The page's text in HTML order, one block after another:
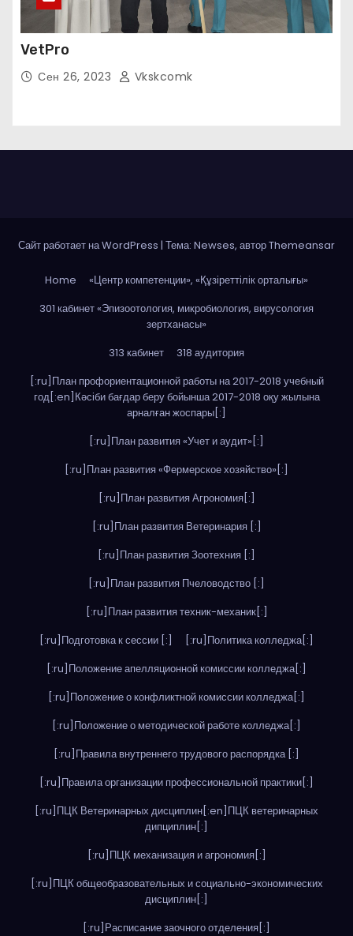
VetPro
Сен 26, 2023 Vkskcomk
Сайт работает на WordPress | Тема: Newses, авторThemeansar
Home
«Центр компетенции», «Құзіреттілік орталығы»
301 кабинет «Эпизоотология, микробиология, вирусология
зертханасы»
313 кабинет
318 аудитория
[:ru]План профориентационной работы на 2017-2018 учебный
год[:en]Кәсіби бағдар беру бойынша 2017-2018 оқу жылына
арналған жоспары[:]
[:ru]План развития «Учет и аудит»[:]
[:ru]План развития «Фермерское хозяйство»[:]
[:ru]План развития Агрономия[:]
[:ru]План развития Ветеринария [:]
[:ru]План развития Зоотехния [:]
[:ru]План развития Пчеловодство [:]
[:ru]План развития техник-механик[:]
[:ru]Подготовка к сессии [:]
[:ru]Политика колледжа[:]
[:ru]Положение апелляционной комиссии колледжа[:]
[:ru]Положение о конфликтной комиссии колледжа[:]
[:ru]Положение о методической работе колледжа[:]
[:ru]Правила внутреннего трудового распорядка [:]
[:ru]Правила организации профессиональной практики[:]
[:ru]ПЦК Ветеринарных дисциплин[:en]ПЦК ветеринарных
дипциплин[:]
[:ru]ПЦК механизация и агрономия[:]
[:ru]ПЦК общеобразовательных и социально-экономических
дисциплин[:]
[:ru]Расписание заочного отделения[:]